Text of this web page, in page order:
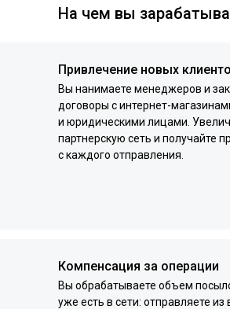
На чем вы
Привлечение новых
Вы нанимаете менеджеров и
договоры с интернет-
и юридическими лицами.
партнерскую сеть и получайте
с каждого отправления.
Компенсация за операции
Вы обрабатываете объем
уже есть в сети: отправляете из